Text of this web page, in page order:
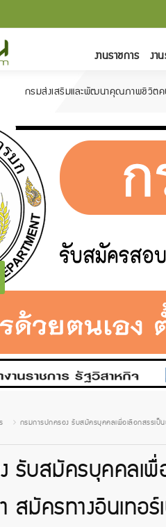
งานราชการ งา
ส่งเสริมและพัฒนาคุณภาพชีวิตคนพิการ รั
กรมการปกครอง รับสมัครบุคคลเพื่อเลือกสรรเ
รับสมัครบุคคลเพื่
สมัครทางอินเท